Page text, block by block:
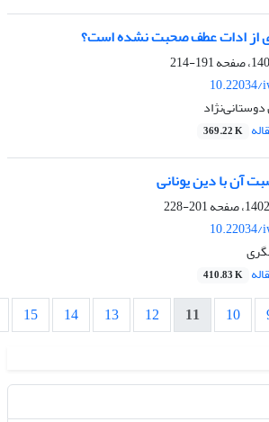
از ادات عطف صحبت نشده است؟
191-214
10.22034/
369.22 K
آن با دین یونانی
201-228
10.22034/
410.83 K
10
11
12
13
14
15